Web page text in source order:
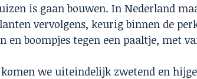
is gaan bouwen. In Nederland
vervolgens, keurig binnen de
en boompjes tegen een paaltje, met
we uiteindelijk zwetend en